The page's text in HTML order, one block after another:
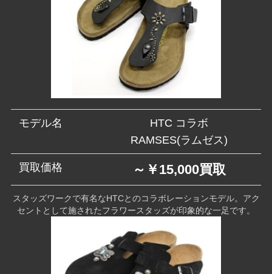
モデル名
HTC コラボ
RAMSES(ラムゼス)
買取価格 ～￥15,000買取
スタッズワークで有名なHTCとのコラボレーションモデル。アク
セントとして施されたフラワースタッズが印象的な一足です。